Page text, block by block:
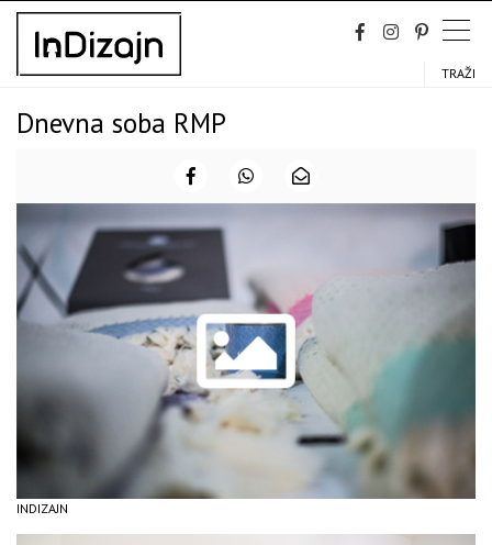
Skip
content
TRAŽI
Dnevna soba RMP
INDIZAJN